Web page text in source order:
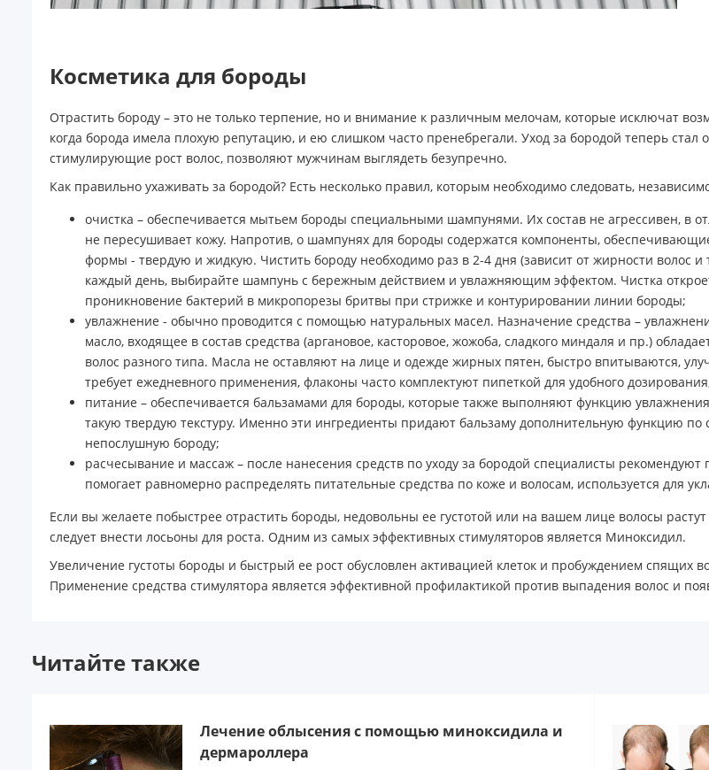
Косметика для бороды
Отрастить бороду – это не только терпение, но и внимание к различным мелочам, которые исключат
когда борода имела плохую репутацию, и ею слишком часто пренебрегали. Уход за бородой теперь
стимулирующие рост волос, позволяют мужчинам выглядеть безупречно.
Как правильно ухаживать за бородой? Есть несколько правил, которым необходимо следовать,
очистка – обеспечивается мытьем бороды специальными шампунями. Их состав не агрессивен, в
не пересушивает кожу. Напротив, о шампунях для бороды содержатся компоненты,
формы - твердую и жидкую. Чистить бороду необходимо раз в 2-4 дня (зависит от жирности волос
каждый день, выбирайте шампунь с бережным действием и увлажняющим эффектом. Чистка
проникновение бактерий в микропорезы бритвы при стрижке и контурировании линии бороды;
увлажнение - обычно проводится с помощью натуральных масел. Назначение средства –
масло, входящее в состав средства (аргановое, касторовое, жожоба, сладкого миндаля и пр.)
волос разного типа. Масла не оставляют на лице и одежде жирных пятен, быстро впитываются,
требует ежедневного применения, флаконы часто комплектуют пипеткой для удобного
питание – обеспечивается бальзамами для бороды, которые также выполняют функцию
такую твердую текстуру. Именно эти ингредиенты придают бальзаму дополнительную функцию
непослушную бороду;
расчесывание и массаж – после нанесения средств по уходу за бородой специалисты
помогает равномерно распределять питательные средства по коже и волосам, используется для
Если вы желаете побыстрее отрастить бороды, недовольны ее густотой или на вашем лице волосы
следует внести лосьоны для роста. Одним из самых эффективных стимуляторов является Миноксидил.
Увеличение густоты бороды и быстрый ее рост обусловлен активацией клеток и пробуждением спящих
Применение средства стимулятора является эффективной профилактикой против выпадения волос и
Читайте также
Лечение облысения с помощью миноксидила и
дермароллера